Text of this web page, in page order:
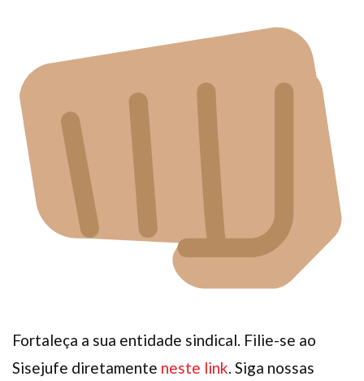
Fortaleça a sua entidade sindical. Filie-se ao
Sisejufe diretamente neste link. Siga nossas